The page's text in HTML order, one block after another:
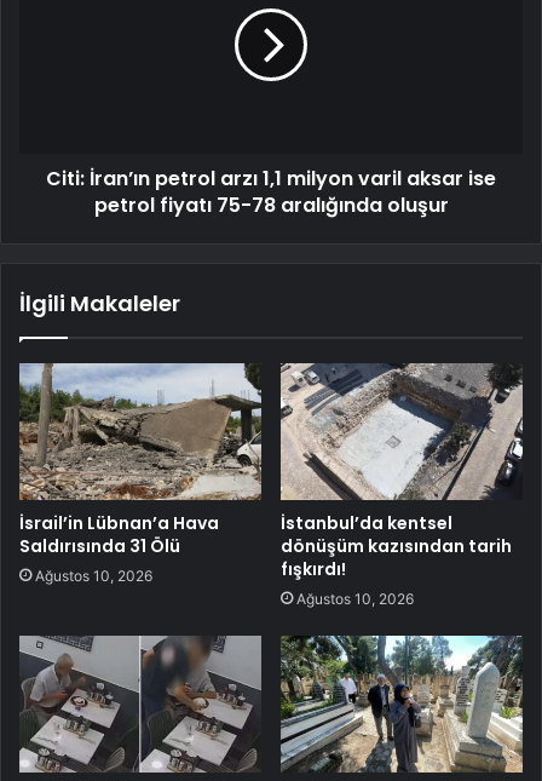
Citi: İran’ın petrol arzı 1,1 milyon varil aksar ise
petrol fiyatı 75-78 aralığında oluşur
İlgili Makaleler
İsrail’in Lübnan’a Hava
Saldırısında 31 Ölü
Ağustos 10, 2026
İstanbul’da kentsel
dönüşüm kazısından tarih
fışkırdı!
Ağustos 10, 2026